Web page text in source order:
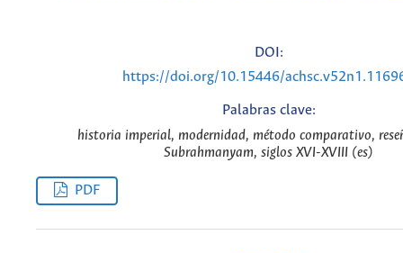
DOI:
https://doi.org/10.15446/
Palabras clave:
historia imperial, modernidad, método comparativo,
Subrahmanyam, siglos XVI-XVIII (es)
PDF